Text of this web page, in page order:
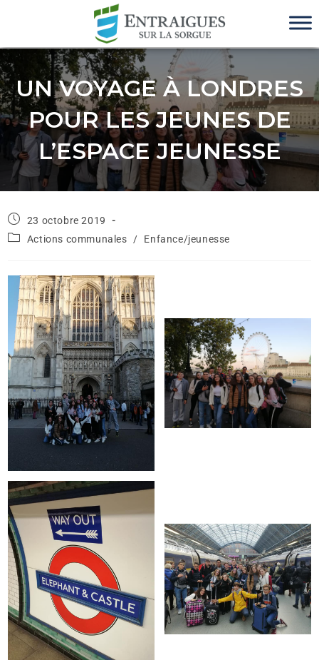
UN VOYAGE À LONDRES
POUR LES JEUNES DE
L’ESPACE JEUNESSE
23 octobre 2019
Actions communales
/ Enfance/jeunesse